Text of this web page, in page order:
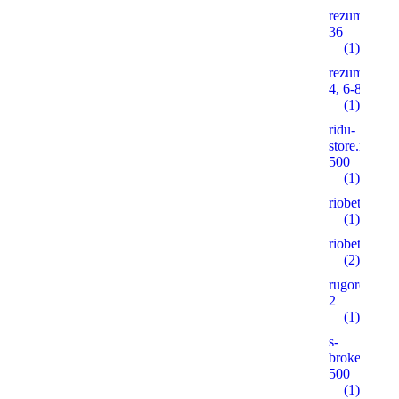
36
(1)
4, 6-8, 10
(1)
ridu-
store.ruonas
500
(1)
riobet5.pro
(1)
riobet5.xyz
(2)
rugorod.info
2
(1)
s-
500
(1)